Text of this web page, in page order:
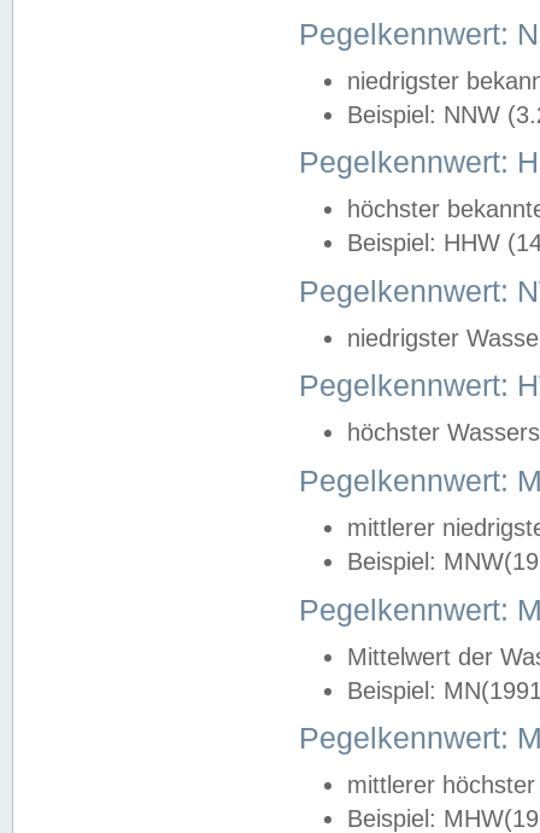
Pegelkennwert:
niedrigster
Beispiel: NNW
Pegelkennwert:
höchster
Beispiel: HHW
Pegelkennwert:
niedrigster
Pegelkennwert:
höchster
Pegelkennwert:
mittlerer
Beispiel:
Pegelkennwert:
Mittelwert der
Beispiel:
Pegelkennwert:
mittlerer
Beispiel: